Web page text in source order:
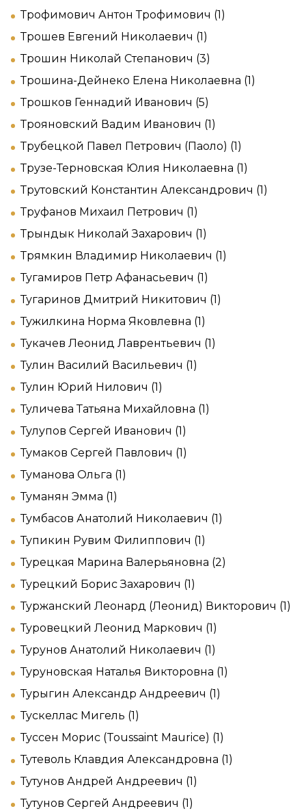
Трофимович Антон Трофимович (1)
Трошев Евгений Николаевич (1)
Трошин Николай Степанович (3)
Трошина-Дейнеко Елена Николаевна (1)
Трошков Геннадий Иванович (5)
Трояновский Вадим Иванович (1)
Трубецкой Павел Петрович (Паоло) (1)
Трузе-Терновская Юлия Николаевна (1)
Трутовский Константин Александрович (1)
Труфанов Михаил Петрович (1)
Трындык Николай Захарович (1)
Трямкин Владимир Николаевич (1)
Тугамиров Петр Афанасьевич (1)
Тугаринов Дмитрий Никитович (1)
Тужилкина Норма Яковлевна (1)
Тукачев Леонид Лаврентьевич (1)
Тулин Василий Васильевич (1)
Тулин Юрий Нилович (1)
Туличева Татьяна Михайловна (1)
Тулупов Сергей Иванович (1)
Тумаков Сергей Павлович (1)
Туманова Ольга (1)
Туманян Эмма (1)
Тумбасов Анатолий Николаевич (1)
Тупикин Рувим Филиппович (1)
Турецкая Марина Валерьяновна (2)
Турецкий Борис Захарович (1)
Туржанский Леонард (Леонид) Викторович (1)
Туровецкий Леонид Маркович (1)
Турунов Анатолий Николаевич (1)
Туруновская Наталья Викторовна (1)
Турыгин Александр Андреевич (1)
Тускеллас Мигель (1)
Туссен Морис (Toussaint Maurice) (1)
Тутеволь Клавдия Александровна (1)
Тутунов Андрей Андреевич (1)
Тутунов Сергей Андреевич (1)